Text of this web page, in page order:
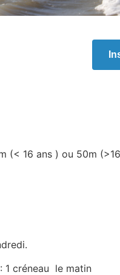
(< 16 ans ) ou 50m
1 créneau le matin